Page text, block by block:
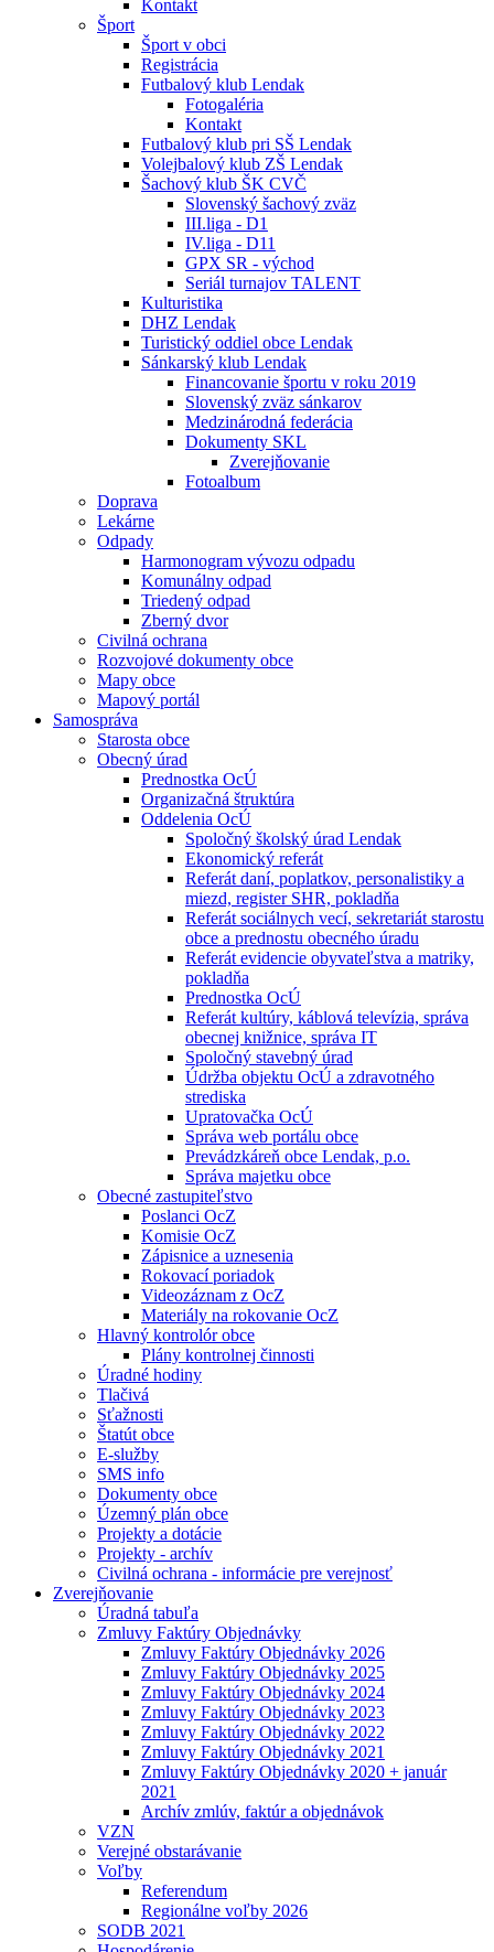
Kontakt
Šport
Šport v obci
Registrácia
Futbalový klub Lendak
Fotogaléria
Kontakt
Futbalový klub pri SŠ Lendak
Volejbalový klub ZŠ Lendak
Šachový klub ŠK CVČ
Slovenský šachový zväz
III.liga - D1
IV.liga - D11
GPX SR - východ
Seriál turnajov TALENT
Kulturistika
DHZ Lendak
Turistický oddiel obce Lendak
Sánkarský klub Lendak
Financovanie športu v roku 2019
Slovenský zväz sánkarov
Medzinárodná federácia
Dokumenty SKL
Zverejňovanie
Fotoalbum
Doprava
Lekárne
Odpady
Harmonogram vývozu odpadu
Komunálny odpad
Triedený odpad
Zberný dvor
Civilná ochrana
Rozvojové dokumenty obce
Mapy obce
Mapový portál
Samospráva
Starosta obce
Obecný úrad
Prednostka OcÚ
Organizačná štruktúra
Oddelenia OcÚ
Spoločný školský úrad Lendak
Ekonomický referát
Referát daní, poplatkov, personalistiky a
miezd, register SHR, pokladňa
Referát sociálnych vecí, sekretariát starostu
obce a prednostu obecného úradu
Referát evidencie obyvateľstva a matriky,
pokladňa
Prednostka OcÚ
Referát kultúry, káblová televízia, správa
obecnej knižnice, správa IT
Spoločný stavebný úrad
Údržba objektu OcÚ a zdravotného
strediska
Upratovačka OcÚ
Správa web portálu obce
Prevádzkáreň obce Lendak, p.o.
Správa majetku obce
Obecné zastupiteľstvo
Poslanci OcZ
Komisie OcZ
Zápisnice a uznesenia
Rokovací poriadok
Videozáznam z OcZ
Materiály na rokovanie OcZ
Hlavný kontrolór obce
Plány kontrolnej činnosti
Úradné hodiny
Tlačivá
Sťažnosti
Štatút obce
E-služby
SMS info
Dokumenty obce
Územný plán obce
Projekty a dotácie
Projekty - archív
Civilná ochrana - informácie pre verejnosť
Zverejňovanie
Úradná tabuľa
Zmluvy Faktúry Objednávky
Zmluvy Faktúry Objednávky 2026
Zmluvy Faktúry Objednávky 2025
Zmluvy Faktúry Objednávky 2024
Zmluvy Faktúry Objednávky 2023
Zmluvy Faktúry Objednávky 2022
Zmluvy Faktúry Objednávky 2021
Zmluvy Faktúry Objednávky 2020 + január
2021
Archív zmlúv, faktúr a objednávok
VZN
Verejné obstarávanie
Voľby
Referendum
Regionálne voľby 2026
SODB 2021